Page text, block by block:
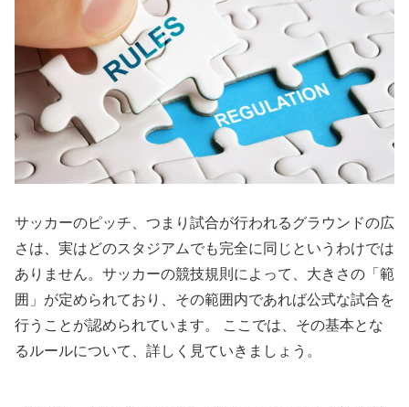
サッカーのピッチ、つまり試合が行われるグラウンドの広
さは、実はどのスタジアムでも完全に同じというわけでは
ありません。サッカーの競技規則によって、大きさの「範
囲」が定められており、その範囲内であれば公式な試合を
行うことが認められています。 ここでは、その基本とな
るルールについて、詳しく見ていきましょう。